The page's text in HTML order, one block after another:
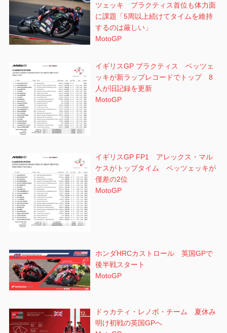
ツェッキ プラクティス首位も体力面
に課題「5周以上続けてタイムを維持
するのは厳しい」
MotoGP
イギリスGP プラクティス ベッツェ
ッキが新ラップレコードでトップ 8
人が旧記録を更新
MotoGP
イギリスGP FP1 アレックス・マル
ケスがトップタイム ベッツェッキが
僅差の2位
MotoGP
ホンダHRCカストロール 英国GPで
後半戦スタート
MotoGP
ドゥカティ・レノボ・チーム 夏休み
明け初戦の英国GPへ